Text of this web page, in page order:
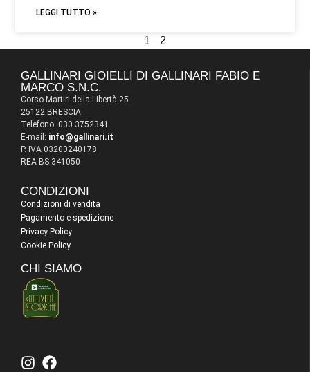
LEGGI TUTTO »
1 2
GALLINARI GIOIELLI DI GALLINARI FABIO E
MARCO S.N.C.
Corso Martiri della Libertà 25
25122 BRESCIA
Telefono: 030 3752341
E-mail: info@gallinari.it
P. IVA 03200240178
REA BS-341050
CONDIZIONI
Condizioni di vendita
Pagamento e spedizione
Privacy Policy
Cookie Policy
CHI SIAMO